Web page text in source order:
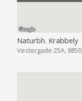
Naturbh. Krabbely
Vestergade 25A,